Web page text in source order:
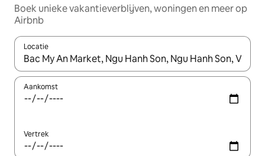
Boek unieke vakantieverblijven, woningen en meer op
Airbnb
Locatie
Wanneer er suggesties beschikbaar zijn, maak je een keuze
Aankomst
Vertrek